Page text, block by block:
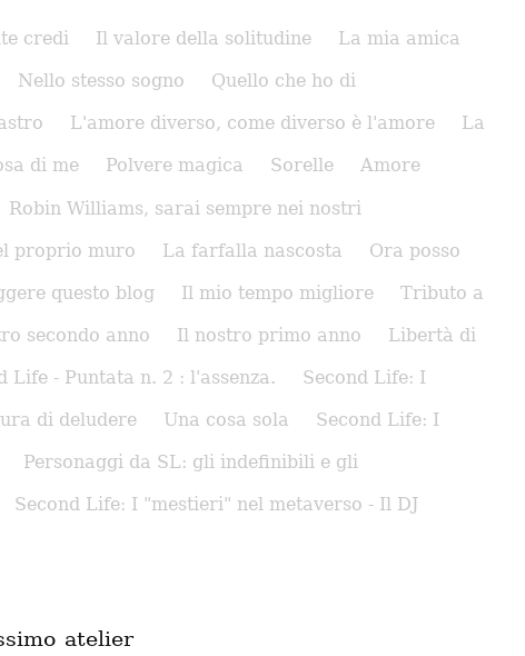
credi Il valore della solitudine
La mia amica
Nello stesso sogno
Quello che ho di
L'amore diverso, come diverso è l'amore
La
di me Polvere magica Sorelle Amore
Robin Williams, sarai sempre nei nostri
proprio muro La farfalla nascosta
Ora posso
questo blog Il mio tempo migliore
Tributo a
secondo anno Il nostro primo anno
Libertà di
Life - Puntata n. 2 : l'assenza.
Second Life: I
di deludere Una cosa sola
Second Life: I
Personaggi da SL: gli indefinibili e gli
Second Life: I "mestieri" nel metaverso - Il DJ
atelier